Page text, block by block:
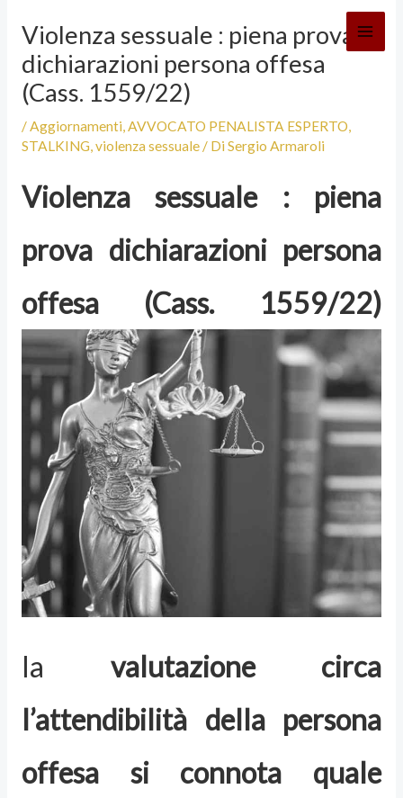
contenuto
Violenza sessuale : piena prova
dichiarazioni persona offesa
(Cass. 1559/22)
/Aggiornamenti,AVVOCATO PENALISTA ESPERTO,
STALKING,violenza sessuale/ DiSergio Armaroli
Violenza sessuale : piena
prova dichiarazioni persona
offesa (Cass. 1559/22)
la valutazione circa
l’attendibilità della persona
offesa si connota quale